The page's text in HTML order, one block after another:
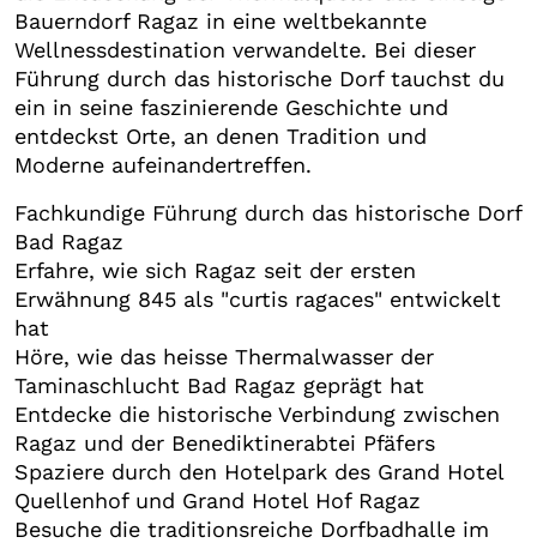
Bauerndorf Ragaz in eine weltbekannte
Wellnessdestination verwandelte. Bei dieser
Führung durch das historische Dorf tauchst du
ein in seine faszinierende Geschichte und
entdeckst Orte, an denen Tradition und
Moderne aufeinandertreffen.
Fachkundige Führung durch das historische Dorf
Bad Ragaz
Erfahre, wie sich Ragaz seit der ersten
Erwähnung 845 als "curtis ragaces" entwickelt
hat
Höre, wie das heisse Thermalwasser der
Taminaschlucht Bad Ragaz geprägt hat
Entdecke die historische Verbindung zwischen
Ragaz und der Benediktinerabtei Pfäfers
Spaziere durch den Hotelpark des Grand Hotel
Quellenhof und Grand Hotel Hof Ragaz
Besuche die traditionsreiche Dorfbadhalle im